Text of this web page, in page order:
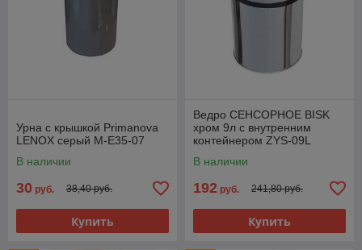
Урна с крышкой Primanova
LENOX серый M-E35-07
В наличии
30 руб. 38,40 руб.
Купить
Ведро СЕНСОРНОЕ BISK
хром 9л с внутренним
контейнером ZYS-09L
В наличии
192 руб. 241,80 руб.
Купить